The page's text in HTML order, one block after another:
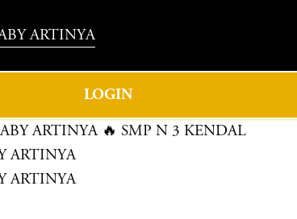
ARTINYA
LOGIN
ARTINYA 🔥 SMP N 3 KENDAL